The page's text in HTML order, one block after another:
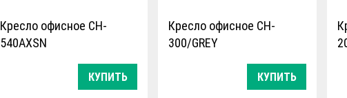
Кресло офисное CH-
540AXSN
КУПИТЬ
Кресло офисное CH-
300/GREY
КУПИТЬ